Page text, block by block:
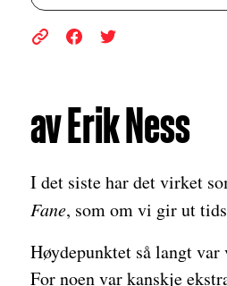
av Erik Ness
I det siste har det virket
Fane, som om vi gir ut
Høydepunktet så langt
For noen var kanskje